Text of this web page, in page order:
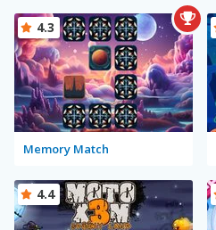
Memory Match
4.3
4.4